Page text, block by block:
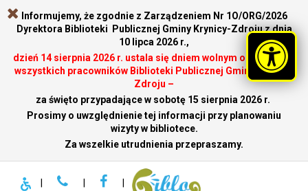
Informujemy, że zgodnie z Zarządzeniem Nr 1O/ORG/2026
Dyrektora Biblioteki Publicznej Gminy Krynicy-Zdroju z dnia
10 lipca 2026 r.,
dzień 14 sierpnia 2026 r. ustala się dniem wolnym od pracy dla
wszystkich pracowników Biblioteki Publicznej Gminy Krynicy-
Zdroju –
za święto przypadające w sobotę 15 sierpnia 2026 r.
Prosimy o uwzględnienie tej informacji przy planowaniu
wizyty w bibliotece.
Za wszelkie utrudnienia przepraszamy.